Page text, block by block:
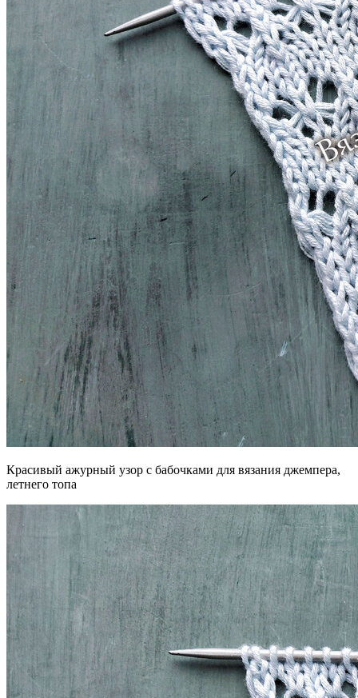
Красивый ажурный узор с бабочками для вязания джемпера,
летнего топа